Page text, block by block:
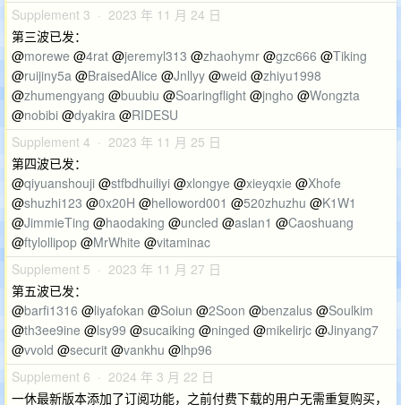
Supplement 3 · 2023 年 11 月 24 日
第三波已发：
@morewe @4rat @jeremyl313 @zhaohymr @gzc666 @Tiking
@ruijiny5a @BraisedAlice @Jnllyy @weid @zhiyu1998
@zhumengyang @buubiu @Soaringflight @jngho @Wongzta
@nobibi @dyakira @RIDESU
Supplement 4 · 2023 年 11 月 25 日
第四波已发：
@qiyuanshouji @stfbdhuiliyi @xlongye @xieyqxie @Xhofe
@shuzhi123 @0x20H @helloword001 @520zhuzhu @K1W1
@JimmieTing @haodaking @uncled @aslan1 @Caoshuang
@ftylollipop @MrWhite @vitaminac
Supplement 5 · 2023 年 11 月 27 日
第五波已发：
@barfi1316 @liyafokan @Soiun @2Soon @benzalus @Soulkim
@th3ee9ine @lsy99 @sucaiking @ninged @mikelirjc @Jinyang7
@vvold @securit @vankhu @lhp96
Supplement 6 · 2024 年 3 月 22 日
一休最新版本添加了订阅功能，之前付费下载的用户无需重复购买，